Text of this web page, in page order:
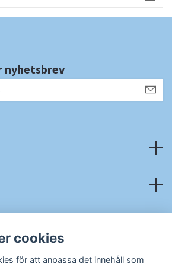
nyhetsbrev
cookies
för att anpassa det innehåll som